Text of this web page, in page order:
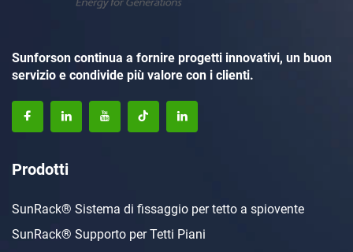
Sunforson continua a fornire progetti innovativi, un buon
servizio e condivide più valore con i clienti.
Prodotti
SunRack® Sistema di fissaggio per tetto a spiovente
SunRack® Supporto per Tetti Piani